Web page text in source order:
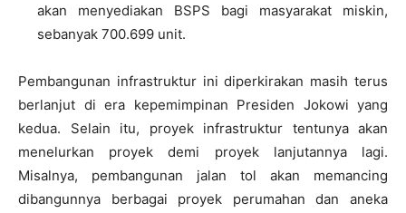
akan menyediakan BSPS bagi masyarakat miskin,
sebanyak 700.699 unit.
Pembangunan infrastruktur ini diperkirakan masih terus
berlanjut di era kepemimpinan Presiden Jokowi yang
kedua. Selain itu, proyek infrastruktur tentunya akan
menelurkan proyek demi proyek lanjutannya lagi.
Misalnya, pembangunan jalan tol akan memancing
dibangunnya berbagai proyek perumahan dan aneka